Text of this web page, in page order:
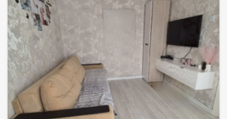
больше тишины в повседневной жизни. Преимущества
квартиры: • Общая площадь — 34,8 м². • Просторная кухня —
7,9 м. • Светлая квадратная комната с хорошим естественным
освещением. • Раздельный санузел. • Огромный балкон — 5,1
м². • Современный панельный дом 2016 года постройки. •
Чистый подъезд, исправный грузовой лифт. • Во дворе
имеются парковочные места. Отличное расположение: Дом
находится в спокойном районе с развитой инфраструктурой.
В шаговой доступности магазины, супермаркеты, детские
сады, школы, остановки общественного транспорта,
спортивные объекты и всё необходимое для комфортной
жизни. В квартире сделан косметический ремонт перед